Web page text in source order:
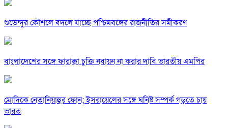
শুভেন্দুর কৌশলে বদলে যাচ্ছে পশ্চিমবঙ্গের রাজনীতির সমীকরণ
বাংলাদেশের সঙ্গে ফারাক্কা চুক্তি নবায়ন না করার দাবি ভারতীয় এমপির
মোদিকে নেতানিয়াহুর ফোন; ইসরায়েলের সঙ্গে ঘনিষ্ট সম্পর্ক গড়তে চায়
ভারত